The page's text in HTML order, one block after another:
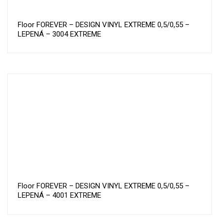
Floor FOREVER – DESIGN VINYL EXTREME 0,5/0,55 –
LEPENÁ – 3004 EXTREME
Floor FOREVER – DESIGN VINYL EXTREME 0,5/0,55 –
LEPENÁ – 4001 EXTREME